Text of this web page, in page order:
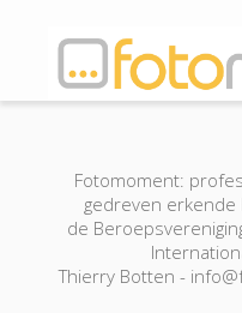
Fotomoment:
gedreven
de
Thierry Botten -